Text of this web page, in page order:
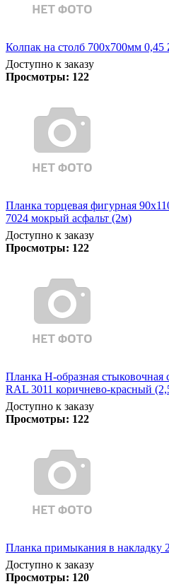
Колпак на столб 700х700мм 0,45
Доступно к заказу
Просмотры: 122
Планка торцевая фигурная
7024 мокрый асфальт (2м)
Доступно к заказу
Просмотры: 122
Планка Н-образная стыковочная
RAL 3011 коричнево-красный
Доступно к заказу
Просмотры: 122
Планка примыкания в накладку
Доступно к заказу
Просмотры: 120